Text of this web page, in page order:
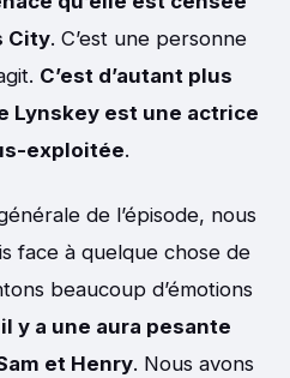
City. C’est une personne
C’est d’autant plus
Lynskey est une actrice
exploitée.
de l’épisode, nous
face à quelque chose de
beaucoup d’émotions
il y a une aura pesante
et Henry. Nous avons